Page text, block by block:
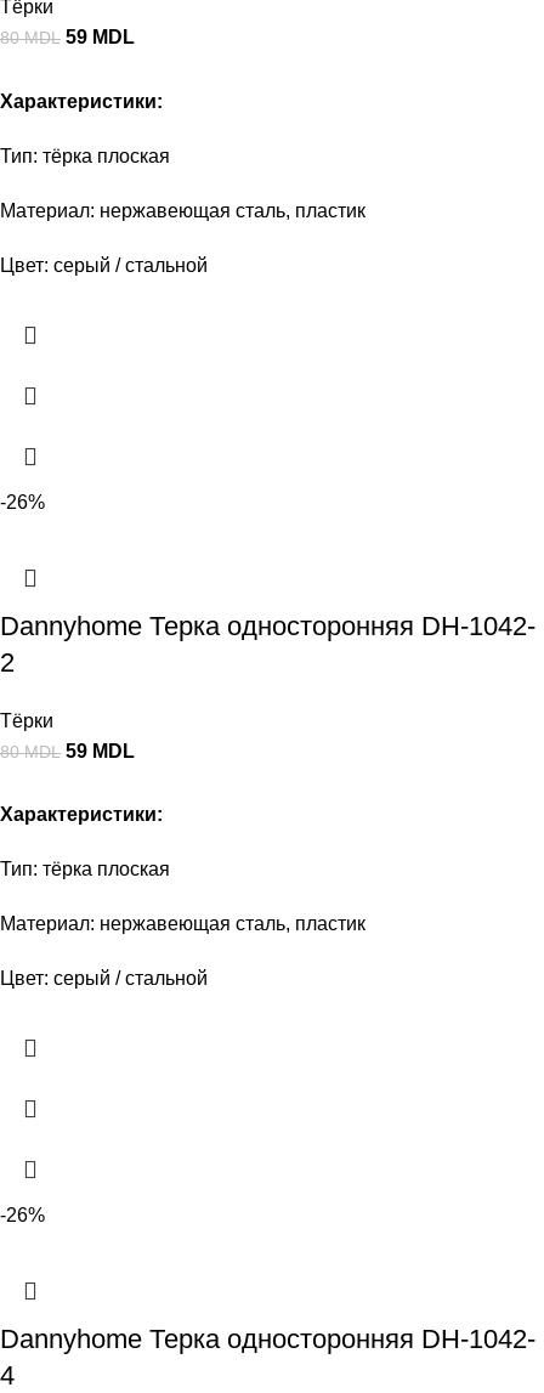
Тёрки
80MDL 59 MDL
Характеристики:
Тип: тёрка плоская
Материал: нержавеющая сталь, пластик
Цвет: серый / стальной
-26%
Dannyhome Терка односторонняя DH-1042-
2
Тёрки
80MDL 59 MDL
Характеристики:
Тип: тёрка плоская
Материал: нержавеющая сталь, пластик
Цвет: серый / стальной
-26%
Dannyhome Терка односторонняя DH-1042-
4